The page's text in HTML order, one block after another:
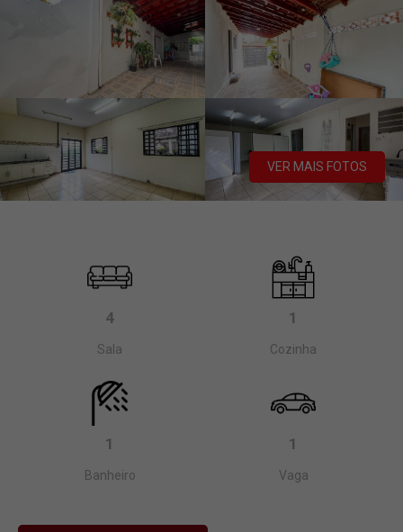
VER MAIS FOTOS
4
Sala
1
Cozinha
1
Banheiro
1
Vaga